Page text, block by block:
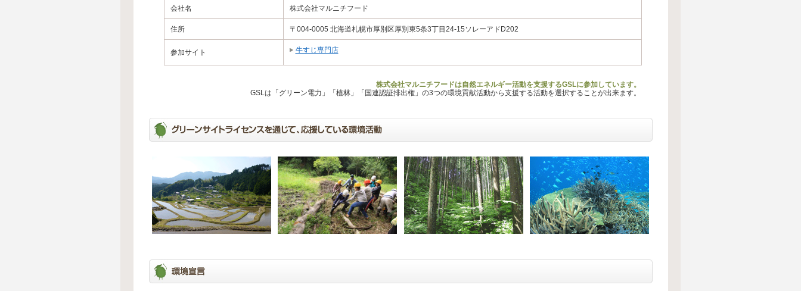
会社名 株式会社マルニチフード
住所 〒004-0005 北海道札幌市厚別区厚別東5条3丁目24-15ソレーアドD202
参加サイト 牛すじ専門店
株式会社マルニチフードは自然エネルギー活動を支援するGSLに参加しています。
GSLは「グリーン電力」「植林」「国連認証排出権」の3つの環境貢献活動から支援する活動を選択することが出来ます。